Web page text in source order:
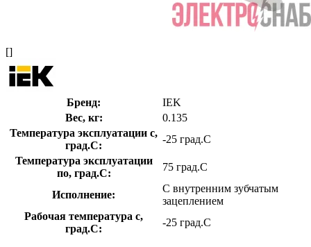
[]
Бренд:
IEK
Вес, кг:
0.135
Температура эксплуатации с,
град.C:
-25 град.C
Температура эксплуатации
по, град.C:
75 град.C
Исполнение:
С внутренним зубчатым
зацеплением
Рабочая температура с,
град.C:
-25 град.C